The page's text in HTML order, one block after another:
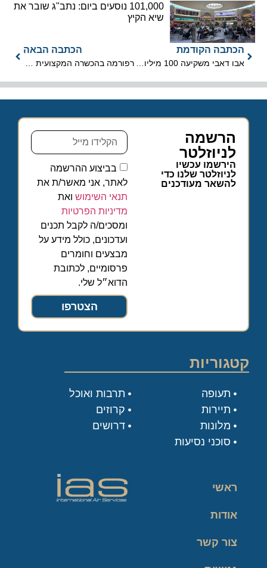
101,000 נוסעים ביום: נתב"ג שובר את
שיא הקיץ
הכתבה הקודמת הכתבה הבאה
הרשמה
לניוזלטר
הירשמו עכשיו
לניוזלטר שלנו כדי
להשאר מעודכנים
בביצוע ההרשמה
לאתר, אני מאשר/ת את
תנאי השימוש ואת
מדיניות הפרטיות
ומסכים/ה לקבל תכנים
ועדכונים, כולל מידע על
מבצעים וחומרים
פרסומיים, לכתובת
הדוא״ל שלי.
הצטרפו
קטגוריות
תעופה
תיירות
מלונות
סוכני נסיעות
תרבות ואוכל
קרוזים
דרושים
ראשי
אודות
צור קשר